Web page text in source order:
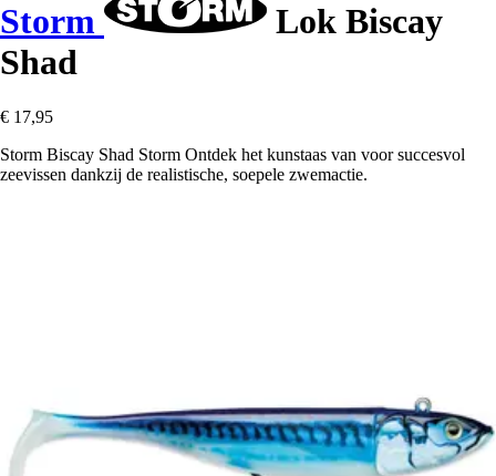
Storm
Lok Biscay
Shad
€ 17,95
Storm Biscay Shad Storm Ontdek het kunstaas van voor succesvol
zeevissen dankzij de realistische, soepele zwemactie.